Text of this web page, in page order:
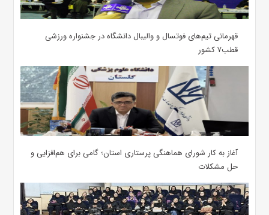
قهرمانی تیم‌های فوتسال و والیبال دانشگاه در جشنواره ورزشی
قطب۷ کشور
آغاز به کار شورای هماهنگی پرستاری استان؛ گامی برای هم‌افزایی و
حل مشکلات